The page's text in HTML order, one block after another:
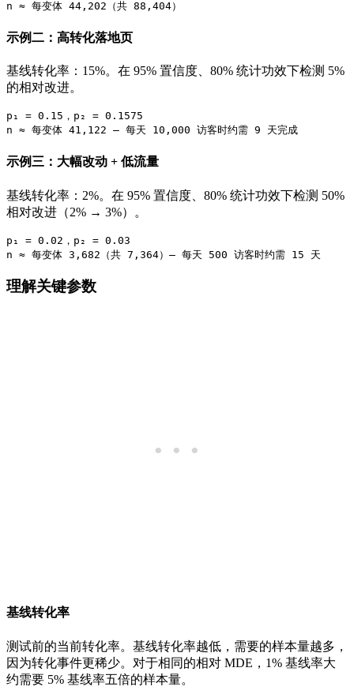
示例二：高转化落地页
基线转化率：15%。在 95% 置信度、80% 统计功效下检测 5%
的相对改进。
p₁ = 0.15，p₂ = 0.1575
示例三：大幅改动 + 低流量
基线转化率：2%。在 95% 置信度、80% 统计功效下检测 50%
相对改进（2% → 3%）。
p₁ = 0.02，p₂ = 0.03
理解关键参数
基线转化率
测试前的当前转化率。基线转化率越低，需要的样本量越多，
因为转化事件更稀少。对于相同的相对 MDE，1% 基线率大
约需要 5% 基线率五倍的样本量。